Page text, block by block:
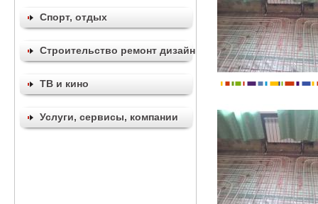
Спорт, отдых
Строительство ремонт дизайн
ТВ и кино
Услуги, сервисы, компании